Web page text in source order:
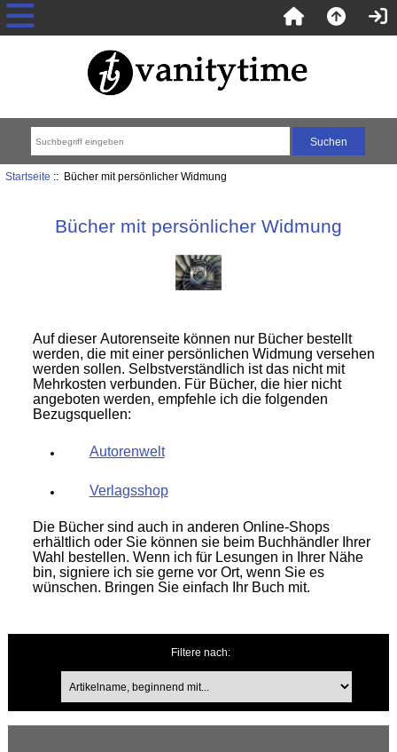
Startseite :: Bücher mit persönlicher Widmung
Bücher mit persönlicher Widmung
Auf dieser Autorenseite können nur Bücher bestellt
werden, die mit einer persönlichen Widmung versehen
werden sollen. Selbstverständlich ist das nicht mit
Mehrkosten verbunden. Für Bücher, die hier nicht
angeboten werden, empfehle ich die folgenden
Bezugsquellen:
Autorenwelt
Verlagsshop
Die Bücher sind auch in anderen Online-Shops
erhältlich oder Sie können sie beim Buchhändler Ihrer
Wahl bestellen. Wenn ich für Lesungen in Ihrer Nähe
bin, signiere ich sie gerne vor Ort, wenn Sie es
wünschen. Bringen Sie einfach Ihr Buch mit.
Filtere nach:
Artikelname, beginnend mit...